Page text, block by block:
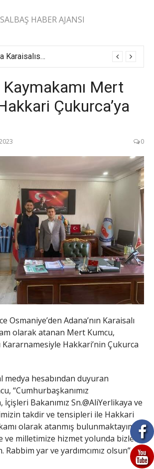
SALBAŞ HABER AJANSI
Karakucak’ta Karaisalıspor fırtınası
Kaymakamı Mert
Çukurca’ya
0
Osmaniye’den Adana’nın Karaisalı
olarak atanan Mert Kumcu,
Hakkari’nin Çukurca
medya hesabından duyuran
“Cumhurbaşkanımız
İçişleri Bakanımız Sn.@AliYerlikaya ve
takdir ve tensipleri ile Hakkari
olarak atanmış bulunmaktayım.
ve milletimize hizmet yolunda bizleri
yar ve yardımcımız olsun”